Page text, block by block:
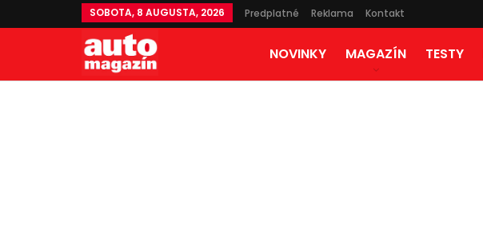
SOBOTA, 8 AUGUSTA, 2026 Predplatné Reklama Kontakt
NOVINKY MAGAZÍN TESTY